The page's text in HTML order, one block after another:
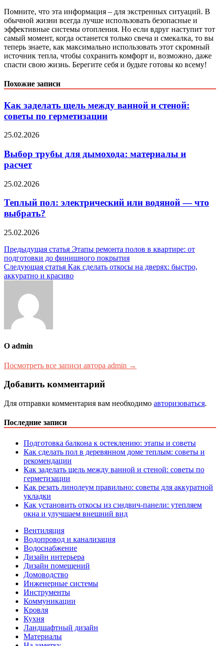
Помните, что эта информация – для экстренных ситуаций. В
обычной жизни всегда лучше использовать безопасные и
эффективные системы отопления. Но если вдруг наступит тот
самый момент, когда останется только свеча и смекалка, то вы
теперь знаете, как максимально использовать этот скромный
источник тепла, чтобы сохранить комфорт и, возможно, даже
спасти свою жизнь. Берегите себя и будьте готовы ко всему!
Похожие записи
Как заделать щель между ванной и стеной:
советы по герметизации
25.02.2026
Выбор трубы для дымохода: материалы и
расчет
25.02.2026
Теплый пол: электрический или водяной — что
выбрать?
25.02.2026
Навигация
по
записям
Предыдущая статья Этапы ремонта полов в квартире: от
подготовки до финишного покрытия
Следующая статья Как сделать откосы на дверях: быстро,
аккуратно и красиво
О admin
Посмотреть все записи автора admin →
Добавить комментарий
Для отправки комментария вам необходимо авторизоваться.
Последние записи
Подготовка балкона к остеклению: этапы и советы
Как сделать пол в деревянном доме теплым: советы и
рекомендации
Как заделать щель между ванной и стеной: советы по
герметизации
Как резать линолеум правильно: советы для аккуратной
укладки
Как установить откосы из сэндвич-панели: утепляем
окна и улучшаем внешний вид
Вентиляция
Водопровод и канализация
Водоснабжение
Дизайн интерьера
Дизайн помещений
Домоводство
Инженерные системы
Инструменты
Коммуникации
Кровля
Кухня
Ландшафтный дизайн
Материалы